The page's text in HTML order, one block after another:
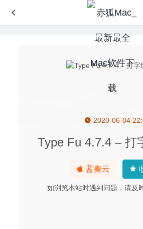
2020-06-04
Type Fu 4.7.4 – 打
蓝奏云
如浏览本站时遇到问题，请及
Textastic 4.1 – 优秀的轻量级代码编辑
Araxis Merge Pro 2020.5350 – 文件
2020-04-10
Adguard 2.4.6 (741) Nightly for Mac
WindowSwitcher 1.42 – 轻便小巧的